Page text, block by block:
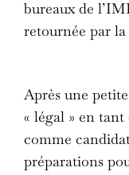
bureaux de
retournée par la
Après une
« légal » en tant
comme
préparations